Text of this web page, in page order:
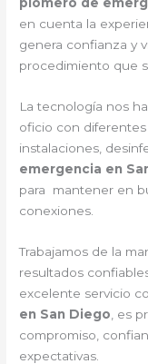
en cuenta la
genera confianza y
procedimiento que
La tecnología nos
oficio con
instalaciones,
emergencia en
para mantener en
conexiones.
Trabajamos de la
resultados
excelente servicio
en San Diego , es
compromiso,
expectativas.